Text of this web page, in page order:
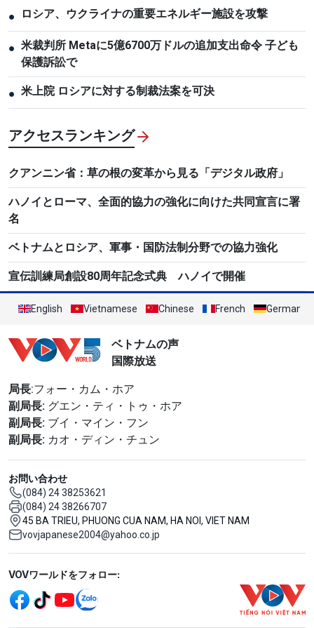
● ロシア、ウクライナの重要エネルギー施設を攻撃
● 米裁判所 Metaに5億6700万ドルの追加支出命令 子ども
保護訴訟で
● 米上院 ロシアに対する制裁法案を可決
アクセスランキング
クアンニン省：草の根の変革から見る「デジタル政府」
ハノイとローマ、全面的協力の強化に向けた共同宣言に署
名
ベトナムとロシア、軍事・国防法制分野での協力強化
宣伝訓練局創設80周年記念式典 ハノイで開催
English Vietnamese Chinese French German
ベトナムの声
国際放送
局長:フォー・カム・ホア
副局長: グエン・ティ・トゥ・ホア
副局長: ブイ・マイン・フン
副局長: カオ・ディン・チュン
お問い合わせ
(084) 24 38253621
(084) 24 38266707
45 BA TRIEU, PHUONG CUA NAM, HA NOI, VIET NAM
vovjapanese2004@yahoo.co.jp
Mạng xã hội
VOVワールドをフォロー: